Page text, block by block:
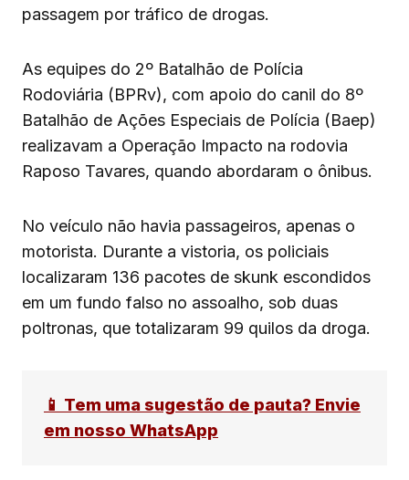
passagem por tráfico de drogas.
As equipes do 2º Batalhão de Polícia
Rodoviária (BPRv), com apoio do canil do 8º
Batalhão de Ações Especiais de Polícia (Baep)
realizavam a Operação Impacto na rodovia
Raposo Tavares, quando abordaram o ônibus.
No veículo não havia passageiros, apenas o
motorista. Durante a vistoria, os policiais
localizaram 136 pacotes de skunk escondidos
em um fundo falso no assoalho, sob duas
poltronas, que totalizaram 99 quilos da droga.
📱 Tem uma sugestão de pauta? Envie
em nosso WhatsApp